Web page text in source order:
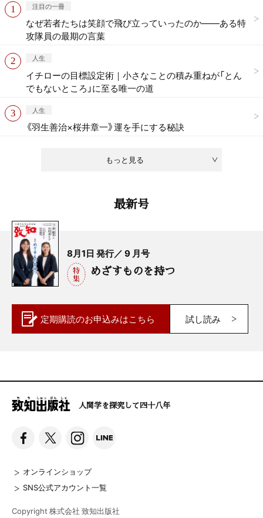
もっと見る
注目の一冊
なぜ若者たちは笑顔で飛び立っていったのか——ある特
攻隊員の最期の言葉
人生
イチローの目標設定術｜小さなことの積み重ねが「とん
でもないところ」に至る唯一の道
人生
《羽生善治×桜井章一》運を手にする秘訣
最新号
8月1日 発行／ 9 月号
めざすものを持つ
定期購読のお申込みはこちら 試し読み
人間学を探究して四十八年
オンラインショップ
SNS公式アカウント一覧
Copyright 株式会社 致知出版社